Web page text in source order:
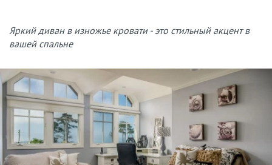
Яркий диван в изножье кровати - это стильный акцент в
вашей спальне